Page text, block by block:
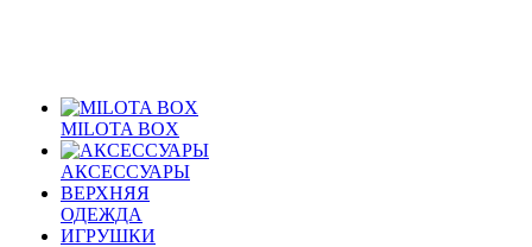
MILOTA BOX
АКСЕССУАРЫ
ВЕРХНЯЯ
ОДЕЖДА
ИГРУШКИ